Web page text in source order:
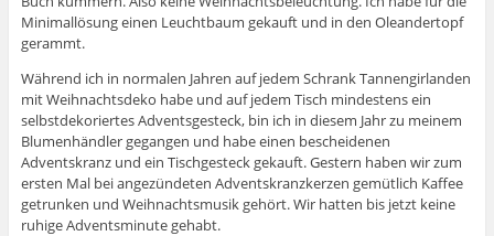
Minimallösung einen Leuchtbaum gekauft und in den Oleandertopf
gerammt.
Während ich in normalen Jahren auf jedem Schrank Tannengirlanden
mit Weihnachtsdeko habe und auf jedem Tisch mindestens ein
selbstdekoriertes Adventsgesteck, bin ich in diesem Jahr zu meinem
Blumenhändler gegangen und habe einen bescheidenen
Adventskranz und ein Tischgesteck gekauft. Gestern haben wir zum
ersten Mal bei angezündeten Adventskranzkerzen gemütlich Kaffee
getrunken und Weihnachtsmusik gehört. Wir hatten bis jetzt keine
ruhige Adventsminute gehabt.